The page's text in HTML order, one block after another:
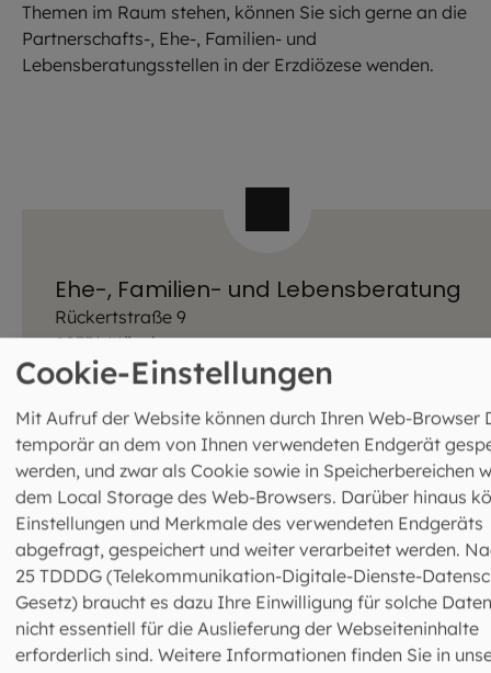
Themen im Raum stehen, können Sie sich gerne an die
Partnerschafts-, Ehe-, Familien- und
Lebensberatungsstellen in der Erzdiözese wenden.
Ehe-, Familien- und Lebensberatung
Rückertstraße 9
80336 München
089 544311-0
info@eheberatung-oberbayern.de
Mehr Infos zur Ehe-, Familien- und
Lebensberatung
Abteilung Familien- und
Erwachsenenpastoral
Leitung: Markus Reischl
Cookie-Einstellungen
Mit Aufruf der Website können durch Ihren Web-Browser
temporär an dem von Ihnen verwendeten Endgerät
werden, und zwar als Cookie sowie in Speicherbereichen
dem Local Storage des Web-Browsers. Darüber hinaus
Einstellungen und Merkmale des verwendeten Endgeräts
abgefragt, gespeichert und weiter verarbeitet werden.
25 TDDDG (Telekommunikation-Digitale-Dienste-
Gesetz) braucht es dazu Ihre Einwilligung für solche
nicht essentiell für die Auslieferung der Webseiteninhalte
erforderlich sind. Weitere Informationen finden Sie in